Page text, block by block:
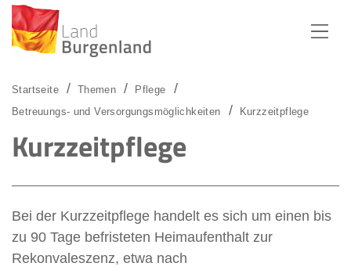
Startseite Themen
Pflege
Betreuungs- und Versorgungsmöglichkeiten
Kurzzeitpflege
Kurzzeitpflege
Bei der Kurzzeitpflege handelt es sich um einen bis
zu 90 Tage befristeten Heimaufenthalt zur
Rekonvaleszenz, etwa nach